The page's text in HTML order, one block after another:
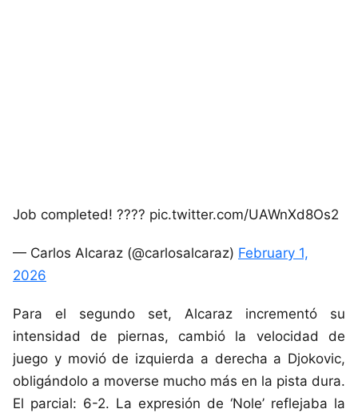
Job completed! ???? pic.twitter.com/UAWnXd8Os2
— Carlos Alcaraz (@carlosalcaraz) February 1,
2026
Para el segundo set, Alcaraz incrementó su
intensidad de piernas, cambió la velocidad de
juego y movió de izquierda a derecha a Djokovic,
obligándolo a moverse mucho más en la pista dura.
El parcial: 6-2. La expresión de ‘Nole’ reflejaba la